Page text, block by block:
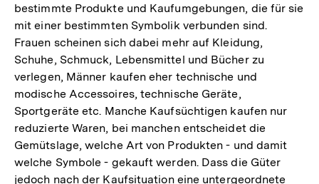
bestimmte Produkte und Kaufumgebungen, die für sie
mit einer bestimmten Symbolik verbunden sind.
Frauen scheinen sich dabei mehr auf Kleidung,
Schuhe, Schmuck, Lebensmittel und Bücher zu
verlegen, Männer kaufen eher technische und
modische Accessoires, technische Geräte,
Sportgeräte etc. Manche Kaufsüchtigen kaufen nur
reduzierte Waren, bei manchen entscheidet die
Gemütslage, welche Art von Produkten - und damit
welche Symbole - gekauft werden. Dass die Güter
jedoch nach der Kaufsituation eine untergeordnete